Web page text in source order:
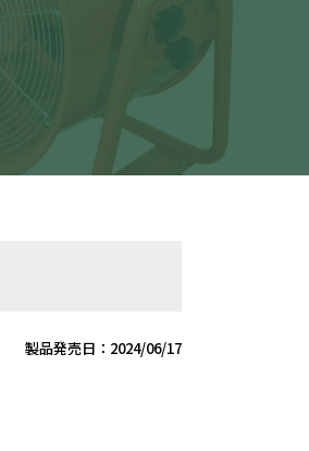
製品発売日：2024/06/17